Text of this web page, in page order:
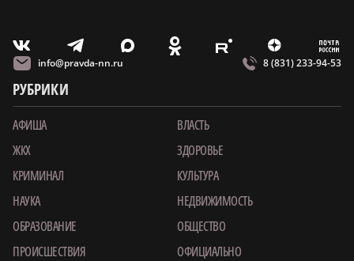
V T X O E Z m
info@pravda-nn.ru 8 (831) 233-94-53
РУБРИКИ
АФИША
ВЛАСТЬ
ЖКХ
ЗДОРОВЬЕ
КРИМИНАЛ
КУЛЬТУРА
НАУКА
НЕДВИЖИМОСТЬ
ОБРАЗОВАНИЕ
ОБЩЕСТВО
ПРОИСШЕСТВИЯ
ОФИЦИАЛЬНО